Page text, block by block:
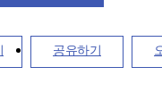
공유하기